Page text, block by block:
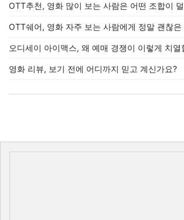
OTT추천, 영화 많이 보는 사람은 어떤 조합이
OTT쉐어, 영화 자주 보는 사람에게 정말 괜찮은
오디세이 아이맥스, 왜 예매 경쟁이 이렇게 치열
영화 리뷰, 보기 전에 어디까지 믿고 계신가요?